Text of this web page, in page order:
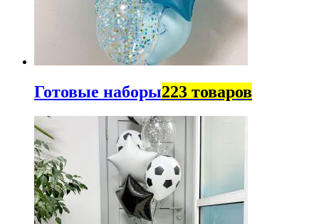
Готовые наборы223 товаров